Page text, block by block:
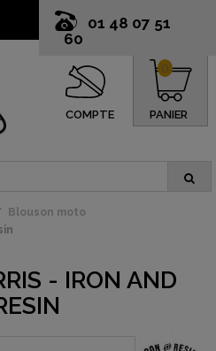
01 48 07 51
60
COMPTE PANIER
0
Blouson moto
- IRON AND